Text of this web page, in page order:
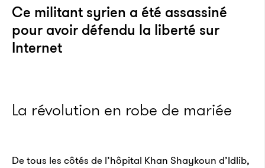
Ce militant syrien a été assassiné
pour avoir défendu la liberté sur
Internet
La révolution en robe de mariée
De tous les côtés de l’hôpital Khan Shaykoun d’Idlib,